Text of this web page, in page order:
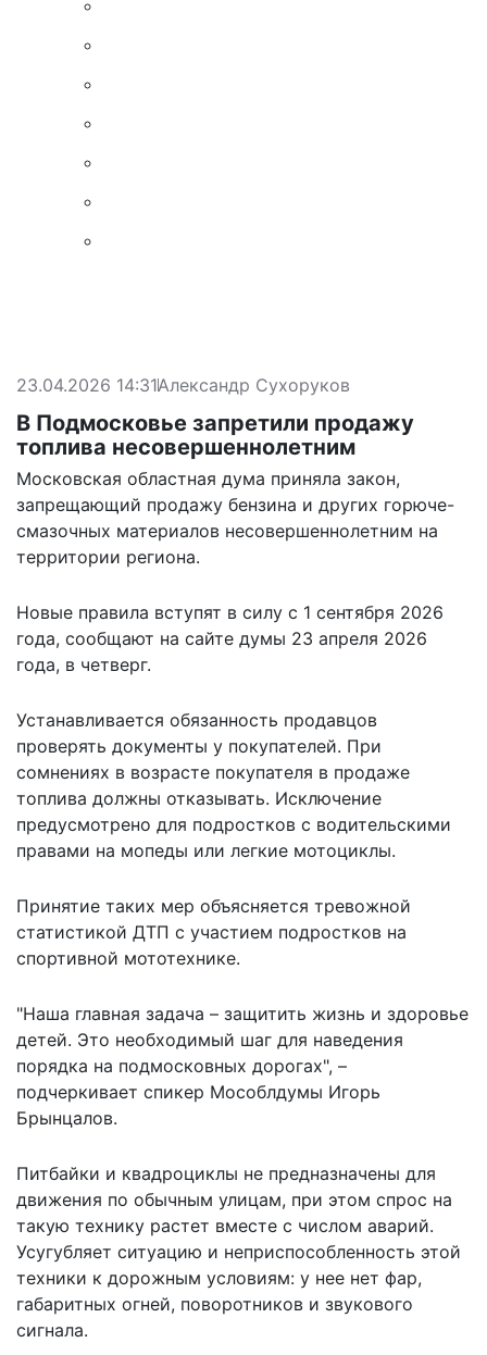
23.04.2026 14:31Александр Сухоруков
В Подмосковье запретили продажу
топлива несовершеннолетним
Московская областная дума приняла закон,
запрещающий продажу бензина и других горюче-
смазочных материалов несовершеннолетним на
территории региона.
Новые правила вступят в силу с 1 сентября 2026
года, сообщают на сайте думы 23 апреля 2026
года, в четверг.
Устанавливается обязанность продавцов
проверять документы у покупателей. При
сомнениях в возрасте покупателя в продаже
топлива должны отказывать. Исключение
предусмотрено для подростков с водительскими
правами на мопеды или легкие мотоциклы.
Принятие таких мер объясняется тревожной
статистикой ДТП с участием подростков на
спортивной мототехнике.
"Наша главная задача – защитить жизнь и здоровье
детей. Это необходимый шаг для наведения
порядка на подмосковных дорогах", –
подчеркивает спикер Мособлдумы Игорь
Брынцалов.
Питбайки и квадроциклы не предназначены для
движения по обычным улицам, при этом спрос на
такую технику растет вместе с числом аварий.
Усугубляет ситуацию и неприспособленность этой
техники к дорожным условиям: у нее нет фар,
габаритных огней, поворотников и звукового
сигнала.